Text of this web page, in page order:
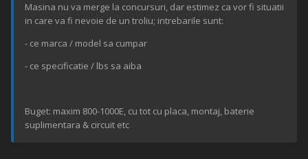
Masina nu va merge la concursuri, dar estimez ca vor fi situatii
in care va fi nevoie de un troliu; intrebarile sunt:
- ce marca / model sa cumpar
- ce specificatie / lbs sa aiba
Buget: maxim 800-1000E, cu tot cu placa, montaj, baterie
suplimentara & circuit etc